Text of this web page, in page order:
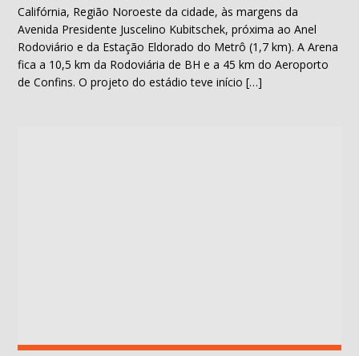
Califórnia, Região Noroeste da cidade, às margens da
Avenida Presidente Juscelino Kubitschek, próxima ao Anel
Rodoviário e da Estação Eldorado do Metrô (1,7 km). A Arena
fica a 10,5 km da Rodoviária de BH e a 45 km do Aeroporto
de Confins. O projeto do estádio teve início […]